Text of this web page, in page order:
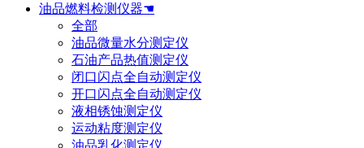
油品燃料检测仪器☚
全部
油品微量水分测定仪
石油产品热值测定仪
闭口闪点全自动测定仪
开口闪点全自动测定仪
液相锈蚀测定仪
运动粘度测定仪